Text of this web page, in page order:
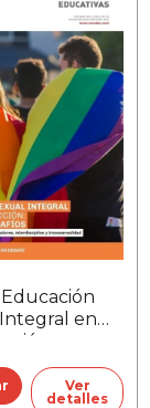
en
Ver
detalles